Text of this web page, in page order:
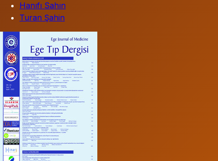
Hanıfı Sahın
Turan Şahin